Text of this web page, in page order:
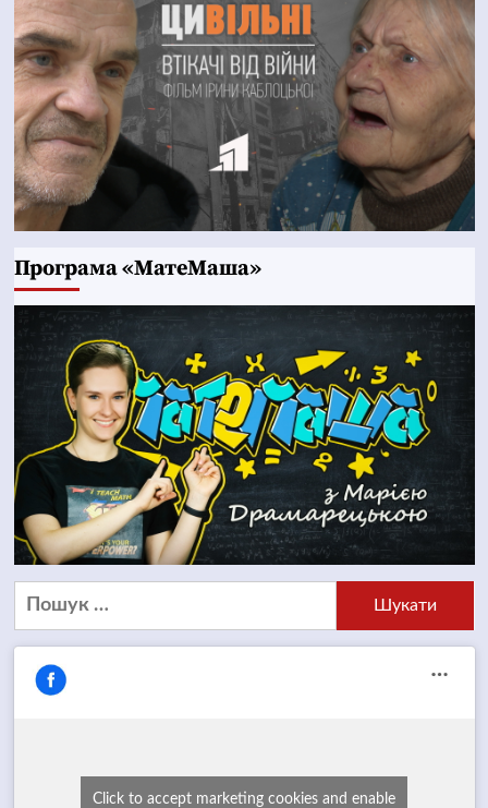
Програма «МатеМаша»
Пошук:
Click to accept marketing cookies and enable